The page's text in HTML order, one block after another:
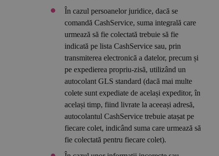
În cazul persoanelor juridice, dacă se
comandă CashService, suma integrală care
urmează să fie colectată trebuie să fie
indicată pe lista CashService sau, prin
transmiterea electronică a datelor, precum și
pe expedierea propriu-zisă, utilizând un
autocolant GLS standard (dacă mai multe
colete sunt expediate de același expeditor, în
același timp, fiind livrate la aceeași adresă,
autocolantul CashService trebuie atașat pe
fiecare colet, indicând suma care urmează să
fie colectată pentru fiecare colet).